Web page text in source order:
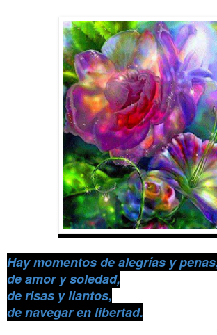
Hay momentos de alegrías y
de amor y soledad,
de risas y llantos,
de navegar en libertad.